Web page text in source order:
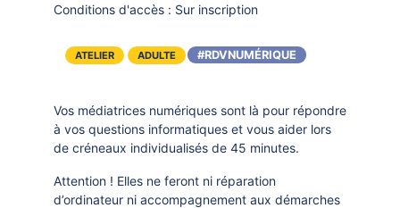
POUR LES PROS
TOUS LES SERVICES
Conditions d'accès : Sur inscription
ATELIER ADULTE #RDVNUMÉRIQUE
Vos médiatrices numériques sont là pour répondre
à vos questions informatiques et vous aider lors
de créneaux individualisés de 45 minutes.
Attention ! Elles ne feront ni réparation
d’ordinateur ni accompagnement aux démarches